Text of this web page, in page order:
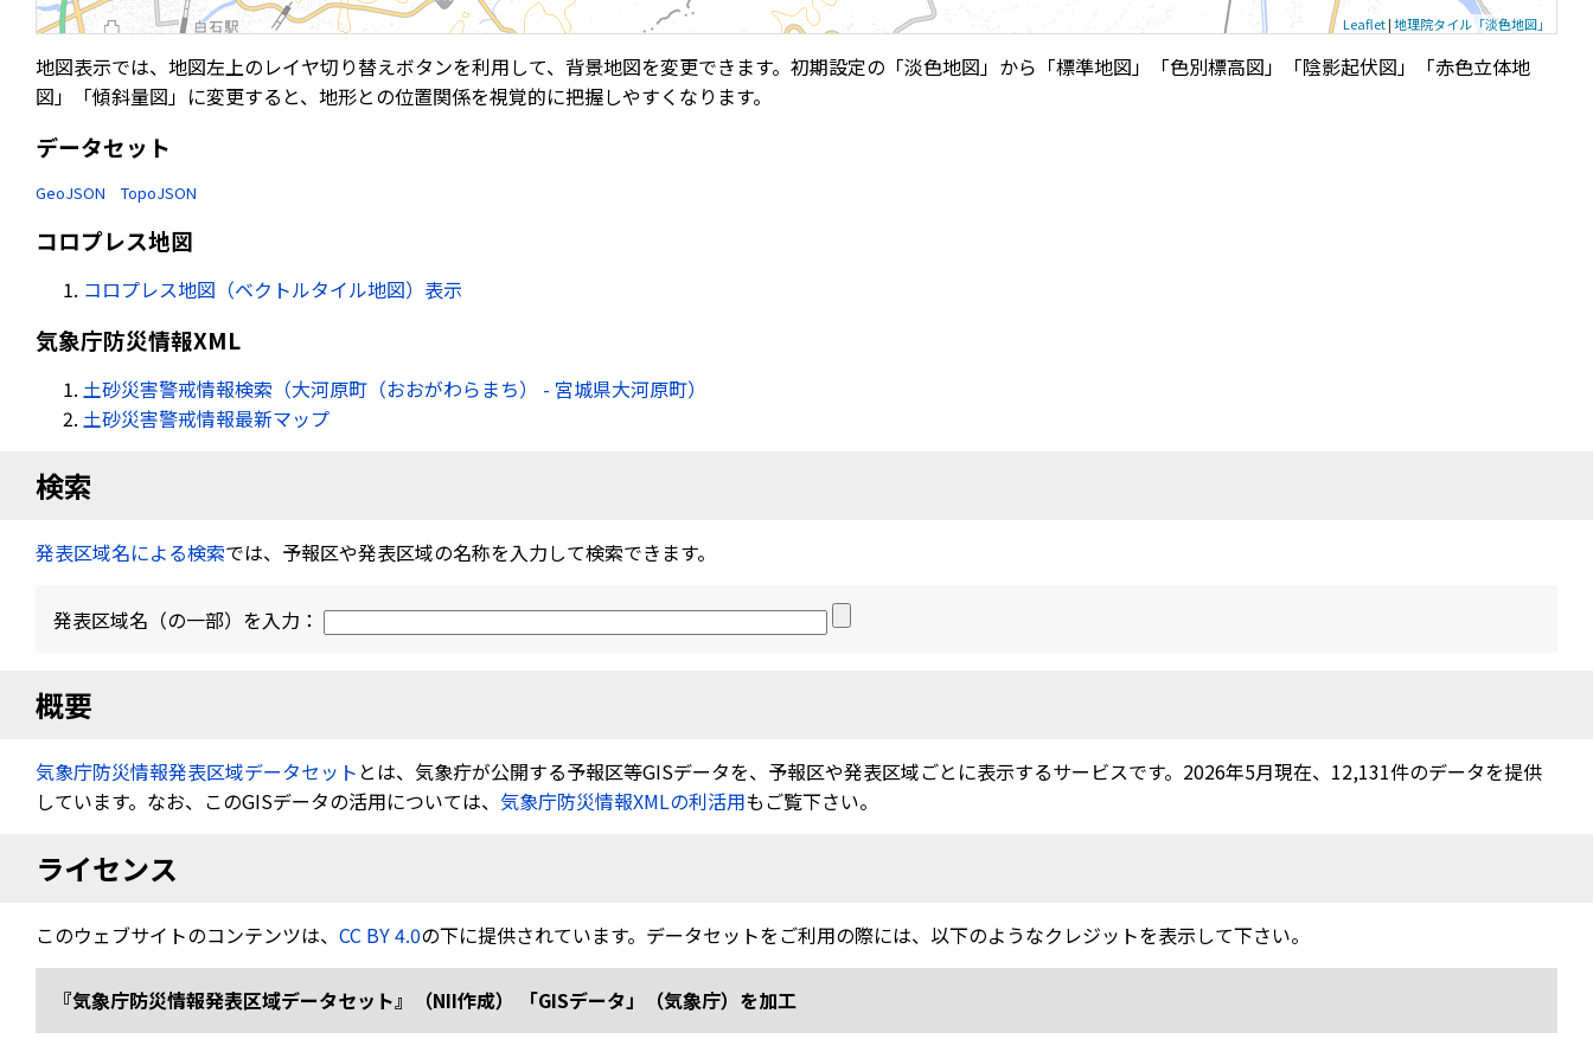
Leaflet|地理院タイル「淡色地図」
地図表示では、地図左上のレイヤ切り替えボタンを利用して、背景地図を変更できます。初期設定の「淡色地図」から「標準地図」「色別標高図」「陰影起伏図」「赤色立体地
図」「傾斜量図」に変更すると、地形との位置関係を視覚的に把握しやすくなります。
データセット
GeoJSON TopoJSON
コロプレス地図
コロプレス地図（ベクトルタイル地図）表示
気象庁防災情報XML
土砂災害警戒情報検索（大河原町（おおがわらまち） - 宮城県大河原町）
土砂災害警戒情報最新マップ
検索
発表区域名による検索では、予報区や発表区域の名称を入力して検索できます。
発表区域名（の一部）を入力：
概要
気象庁防災情報発表区域データセット とは、気象疔が公開する予報区等GISデータを、予報区や発表区域ごとに表示するサービスです。2026年5月現在、12,131件のデータを提供
しています。なお、このGISデータの活用については、 気象庁防災情報XMLの利活用もご覧下さい。
ライセンス
このウェブサイトのコンテンツは、 CC BY 4.0の下に提供されています。データセットをご利用の際には、以下のようなクレジットを表示して下さい。
『気象庁防災情報発表区域データセット』（NII作成） 「GISデータ」（気象庁）を加工